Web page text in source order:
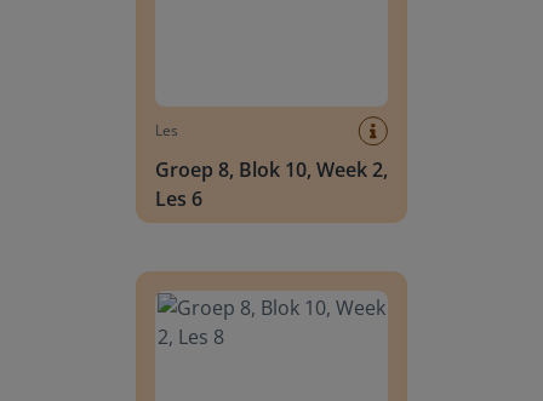
Les
Groep 8, Blok 10, Week 2,
Les 6